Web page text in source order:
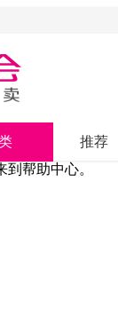
推荐
帮助中心。